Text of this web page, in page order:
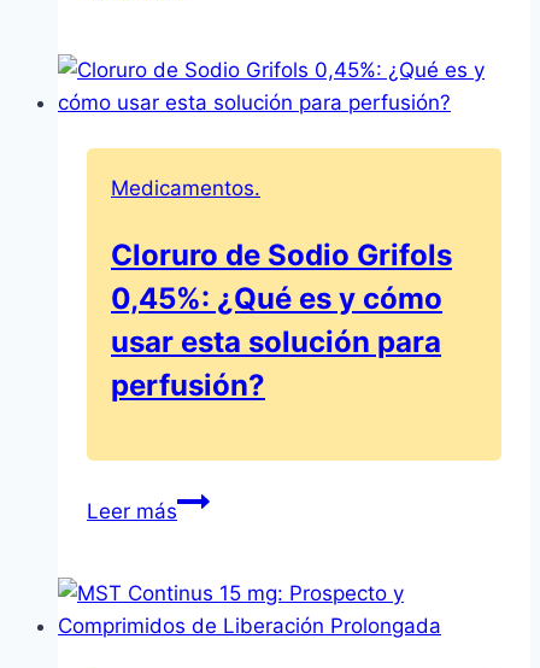
10
mg
–
y
Uso
Medicamentos.
Cloruro de Sodio Grifols
0,45%: ¿Qué es y cómo
usar esta solución para
perfusión?
Leer másCloruro
Grifols
0,45%: